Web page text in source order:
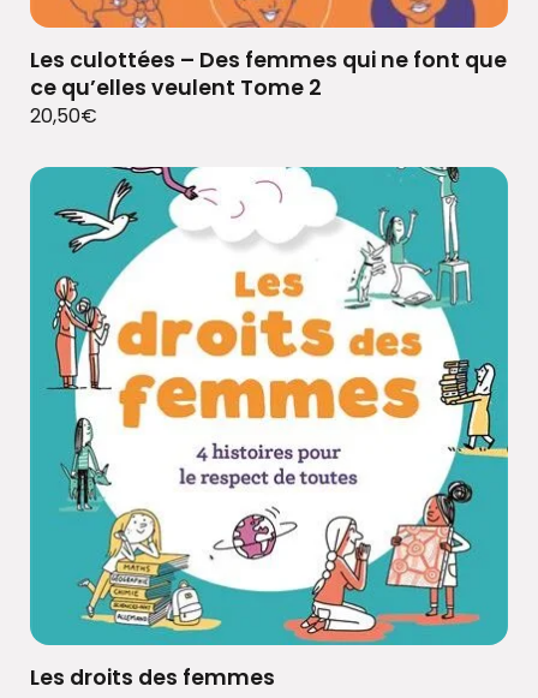
Les culottées – Des femmes qui ne font que
ce qu’elles veulent Tome 2
20,50€
Les droits des femmes